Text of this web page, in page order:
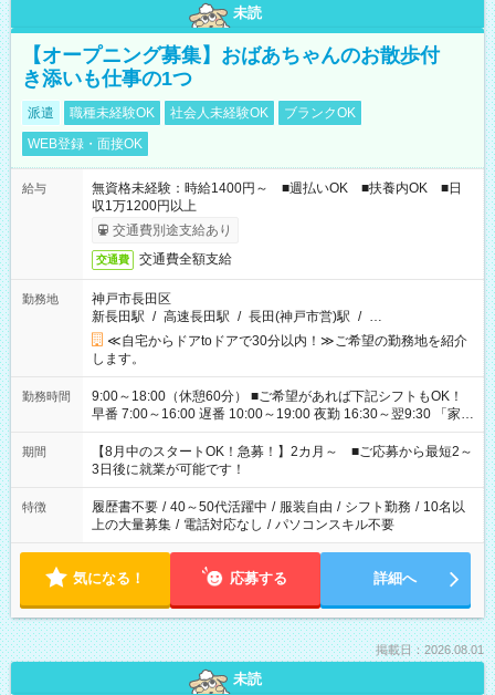
未読
【オープニング募集】おばあちゃんのお散歩付
き添いも仕事の1つ
派遣 職種未経験OK 社会人未経験OK
ブランクOK
WEB登録・面接OK
給与
無資格未経験：時給1400円～ ■週払いOK ■扶養内OK ■日
収1万1200円以上
交通費別途支給あり
交通費 交通費全額支給
勤務地
神戸市長田区
新長田駅 / 高速長田駅 / 長田(神戸市営)駅 / …
≪自宅からドアtoドアで30分以内！≫ご希望の勤務地を紹介
します。
勤務時間
9:00～18:00（休憩60分） ■ご希望があれば下記シフトもOK！
早番 7:00～16:00 遅番 10:00～19:00 夜勤 16:30～翌9:30 「家族
と休みを合わせたい」 「余裕を持って夕飯の準備がしたい」
「できれば残業はしたくない」 など、ご希望を教えてください
ね。 ※Wワーク希望の方へ 今ご覧のお仕事で希望する勤務時間
と、もう1つのお仕事の勤務時間。 合計で週40時間を超える場
合は応募できません。
期間
【8月中のスタートOK！急募！】2カ月～ ■ご応募から最短2～
3日後に就業が可能です！
特徴 履歴書不要 / 40～50代活躍中 / 服装自由 / シフト勤務 / 10名以
上の大量募集 / 電話対応なし / パソコンスキル不要
気になる！ 応募する 詳細へ
掲載日：2026.08.01
未読